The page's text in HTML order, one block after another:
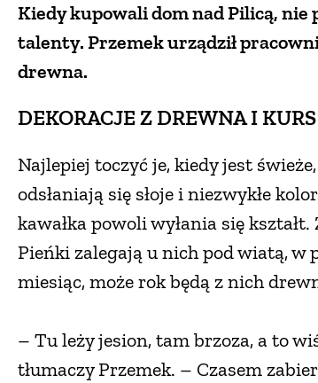
Kiedy kupowali dom nad Pilicą,
talenty. Przemek urządził
drewna.
DEKORACJE Z DREWNA I
Najlepiej toczyć je, kiedy jest
odsłaniają się słoje i niezwykłe
kawałka powoli wyłania się
Pieńki zalegają u nich pod wiatą,
miesiąc, może rok będą z nich
– Tu leży jesion, tam brzoza, a to
tłumaczy Przemek. – Czasem